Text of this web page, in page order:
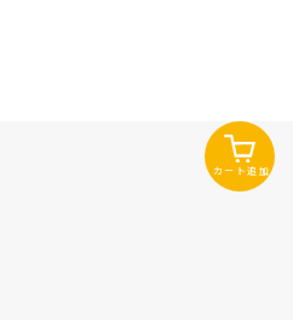
カート追加